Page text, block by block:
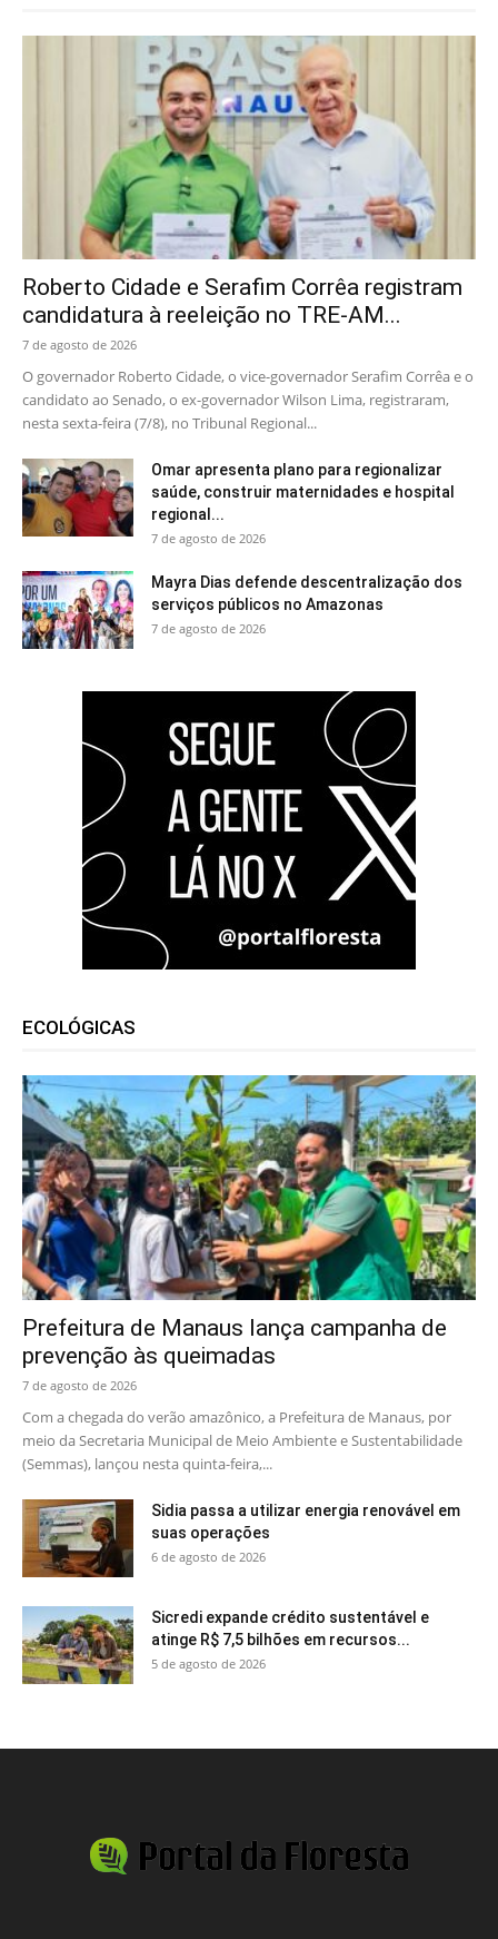
Roberto Cidade e Serafim Corrêa registram
candidatura à reeleição no TRE-AM...
7 de agosto de 2026
O governador Roberto Cidade, o vice-governador Serafim Corrêa e o
candidato ao Senado, o ex-governador Wilson Lima, registraram,
nesta sexta-feira (7/8), no Tribunal Regional...
Omar apresenta plano para regionalizar
saúde, construir maternidades e hospital
regional...
7 de agosto de 2026
Mayra Dias defende descentralização dos
serviços públicos no Amazonas
7 de agosto de 2026
ECOLÓGICAS
Prefeitura de Manaus lança campanha de
prevenção às queimadas
7 de agosto de 2026
Com a chegada do verão amazônico, a Prefeitura de Manaus, por
meio da Secretaria Municipal de Meio Ambiente e Sustentabilidade
(Semmas), lançou nesta quinta-feira,...
Sidia passa a utilizar energia renovável em
suas operações
6 de agosto de 2026
Sicredi expande crédito sustentável e
atinge R$ 7,5 bilhões em recursos...
5 de agosto de 2026